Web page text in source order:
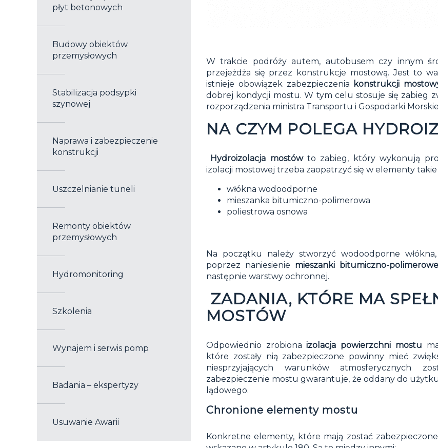
płyt betonowych
Budowy obiektów
przemysłowych
Stabilizacja podsypki
szynowej
Naprawa i zabezpieczenie
konstrukcji
Uszczelnianie tuneli
Remonty obiektów
przemysłowych
Hydromonitoring
Szkolenia
Wynajem i serwis pomp
Badania – ekspertyzy
Usuwanie Awarii
W trakcie podróży autem, autobusem czy innym
przejeżdża się przez konstrukcje mostową. Jest to
istnieje obowiązek zabezpieczenia konstrukcji
dobrej kondycji mostu. W tym celu stosuje się zabieg
rozporządzenia ministra Transportu i Gospodarki
NA CZYM POLEGA
Hydroizolacja mostówto zabieg, który wykonują
izolacji mostowej trzeba zaopatrzyć się w elementy takie
włókna wodoodporne
mieszanka bitumiczno-polimerowa
poliestrowa osnowa
Na początku należy stworzyć wodoodporne
poprzez naniesienie mieszanki bitumiczno-
następnie warstwy ochronnej.
ZADANIA, KTÓRE MA
MOSTÓW
Odpowiednio zrobionaizolacja powierzchni mostu
które zostały nią zabezpieczone powinny mieć
niesprzyjających warunków atmosferycznych
zabezpieczenie mostu gwarantuje, że oddany do
lądowego.
Chronione elementy mostu
Konkretne elementy, które mają zostać